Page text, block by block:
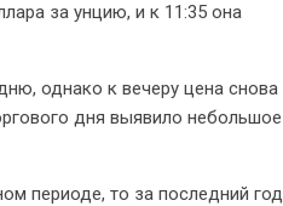
за унцию, и к 11:35 она
однако к вечеру цена снова
дня выявило небольшое
периоде, то за последний год